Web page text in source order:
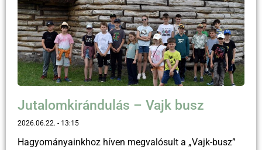
Jutalomkirándulás – Vajk busz
2026.06.22. 13:15
Hagyományainkhoz híven megvalósult a „Vajk-busz”